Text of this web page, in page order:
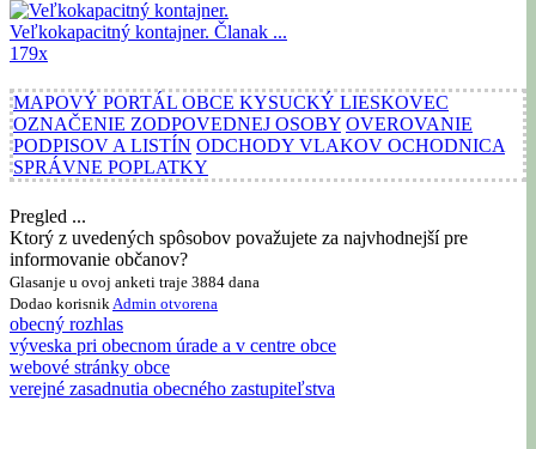
Veľkokapacitný kontajner. Članak ...
179x
MAPOVÝ PORTÁL OBCE KYSUCKÝ LIESKOVEC
OZNAČENIE ZODPOVEDNEJ OSOBY OVEROVANIE
PODPISOV A LISTÍN ODCHODY VLAKOV OCHODNICA
SPRÁVNE POPLATKY
Pregled ...
Ktorý z uvedených spôsobov považujete za najvhodnejší pre
informovanie občanov?
Glasanje u ovoj anketi traje 3884 dana
Dodao korisnik Admin otvorena
obecný rozhlas
výveska pri obecnom úrade a v centre obce
webové stránky obce
verejné zasadnutia obecného zastupiteľstva